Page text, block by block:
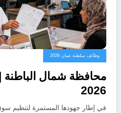
وظائف سلطنة عمان 2026
محافظة شمال
2026
في إطار جهودها المستمرة لتنظيم